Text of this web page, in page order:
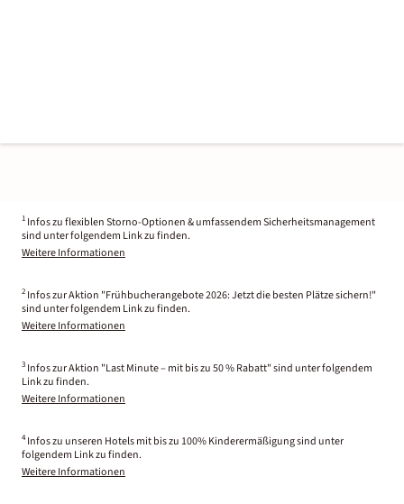
1 Infos zu flexiblen Storno-Optionen & umfassendem Sicherheitsmanagement
sind unter folgendem Link zu finden.
Weitere Informationen
2 Infos zur Aktion "Frühbucherangebote 2026: Jetzt die besten Plätze sichern!"
sind unter folgendem Link zu finden.
Weitere Informationen
3 Infos zur Aktion "Last Minute – mit bis zu 50 % Rabatt" sind unter folgendem
Link zu finden.
Weitere Informationen
4 Infos zu unseren Hotels mit bis zu 100% Kinderermäßigung sind unter
folgendem Link zu finden.
Weitere Informationen